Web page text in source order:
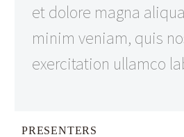
Warning :
/home/ateheizr/
elementor/inc/elementor/
et dolore magna
minim veniam, quis
exercitation ullamco
PRESENTERS